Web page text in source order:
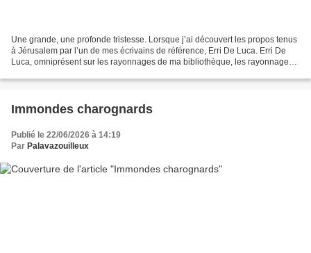
Une grande, une profonde tristesse. Lorsque j’ai découvert les propos tenus
à Jérusalem par l’un de mes écrivains de référence, Erri De Luca. Erri De
Luca, omniprésent sur les rayonnages de ma bibliothèque, les rayonnages
Immondes charognards
Publié le 22/06/2026 à 14:19
Par Palavazouilleux